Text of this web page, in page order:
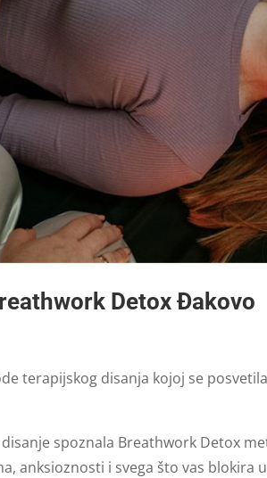
Detox Đakovo
terapijskog disanja kojoj se
spoznala Breathwork Detox
anksioznosti i svega što vas blokira